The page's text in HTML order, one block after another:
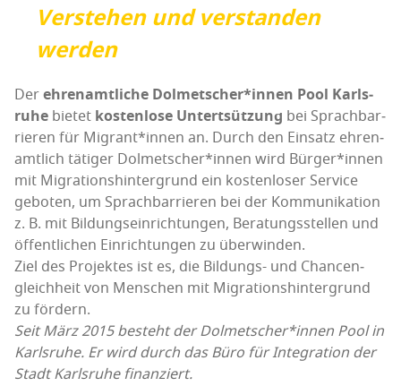
Ver­ste­hen und ver­stan­den
werden
Derehren­amt­li­che Dolmetscher*innen Pool Karls­
ru­he bie­tet kos­ten­lo­se Untertsüt­zung bei Sprach­bar­
rie­ren für Migrant*innen an. Durch den Ein­satz ehren­
amt­lich täti­ger Dolmetscher*innen wird Bürger*innen
mit Migra­ti­ons­hin­ter­grund ein kos­ten­lo­ser Ser­vice
gebo­ten, um Sprach­bar­rie­ren bei der Kom­mu­ni­ka­ti­on
z. B. mit Bil­dungs­ein­rich­tun­gen, Bera­tungs­stel­len und
öffent­li­chen Ein­rich­tun­gen zu überwinden.
Ziel des Pro­jek­tes ist es, die Bil­dungs- und Chan­cen­
gleich­heit von Men­schen mit Migra­ti­ons­hin­ter­grund
zu fördern.
Seit März 2015 besteht der Dolmetscher*innen Pool in
Karls­ru­he. Er wird durch das Büro für Inte­gra­ti­on der
Stadt Karls­ru­he finanziert.